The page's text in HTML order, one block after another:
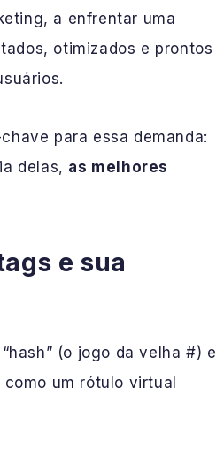
a enfrentar uma
otimizados e prontos
para essa demanda:
delas, as melhores
e sua
(o jogo da velha #) e
um rótulo virtual